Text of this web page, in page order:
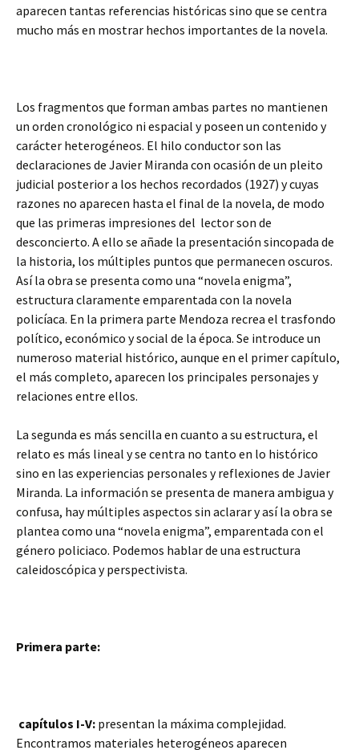
aparecen tantas referencias históricas sino que se centra
mucho más en mostrar hechos importantes de la novela.
Los fragmentos que forman ambas partes no mantienen
un orden cronológico ni espacial y poseen un contenido y
carácter heterogéneos. El hilo conductor son las
declaraciones de Javier Miranda con ocasión de un pleito
judicial posterior a los hechos recordados (1927) y cuyas
razones no aparecen hasta el final de la novela, de modo
que las primeras impresiones del lector son de
desconcierto. A ello se añade la presentación sincopada de
la historia, los múltiples puntos que permanecen oscuros.
Así la obra se presenta como una “novela enigma”,
estructura claramente emparentada con la novela
policíaca. En la primera parte Mendoza recrea el trasfondo
político, económico y social de la época. Se introduce un
numeroso material histórico, aunque en el primer capítulo,
el más completo, aparecen los principales personajes y
relaciones entre ellos.
La segunda es más sencilla en cuanto a su estructura, el
relato es más lineal y se centra no tanto en lo histórico
sino en las experiencias personales y reflexiones de Javier
Miranda. La información se presenta de manera ambigua y
confusa, hay múltiples aspectos sin aclarar y así la obra se
plantea como una “novela enigma”, emparentada con el
género policiaco. Podemos hablar de una estructura
caleidoscópica y perspectivista.
Primera parte:
capítulos I-V: presentan la máxima complejidad.
Encontramos materiales heterogéneos aparecen